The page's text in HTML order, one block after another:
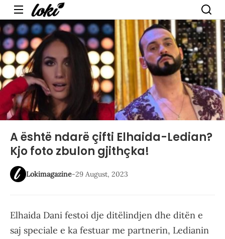
Menu
A është ndarë çifti Elhaida-Ledian?
Kjo foto zbulon gjithçka!
Lokimagazine-29 August, 2023
Elhaida Dani festoi dje ditëlindjen dhe ditën e
saj speciale e ka festuar me partnerin, Ledianin